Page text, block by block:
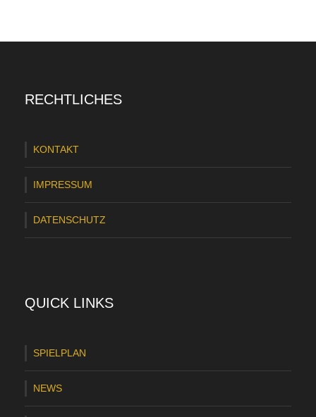
RECHTLICHES
KONTAKT
IMPRESSUM
DATENSCHUTZ
QUICK LINKS
SPIELPLAN
NEWS